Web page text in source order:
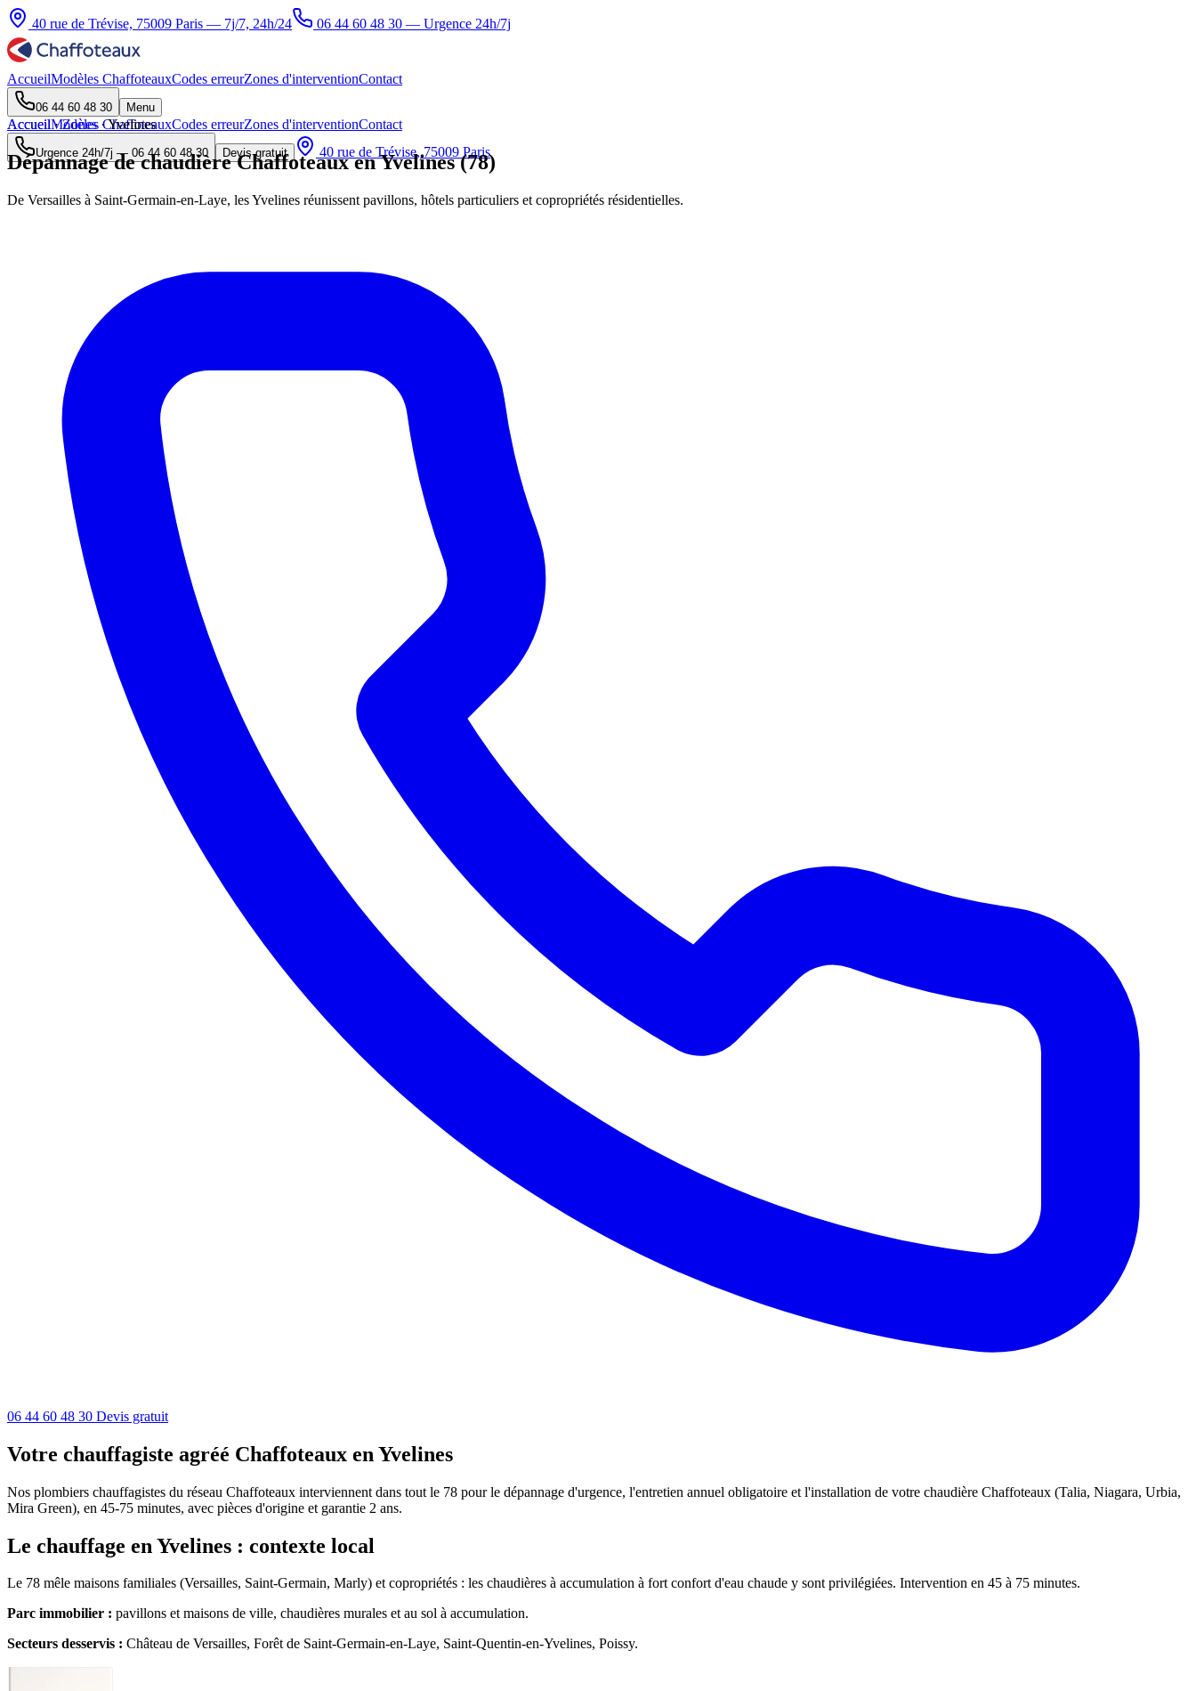
40 rue de Trévise, 75009 Paris — 7j/7, 24h/24 06 44 60 48 30 — Urgence 24h/7j
AccueilModèles ChaffoteauxCodes erreurZones d'interventionContact
06 44 60 48 30 Menu
AccueilModèles ChaffoteauxCodes erreurZones d'interventionContact
Urgence 24h/7j — 06 44 60 48 30 Devis gratuit 40 rue de Trévise, 75009 Paris
Accueil·Zones·Yvelines
Dépannage de chaudière Chaffoteaux en Yvelines (78)
De Versailles à Saint-Germain-en-Laye, les Yvelines réunissent pavillons, hôtels particuliers et copropriétés résidentielles.
06 44 60 48 30 Devis gratuit
Votre chauffagiste agréé Chaffoteaux en Yvelines
Nos plombiers chauffagistes du réseau Chaffoteaux interviennent dans tout le 78 pour le dépannage d'urgence, l'entretien annuel obligatoire et l'installation de votre chaudière Chaffoteaux (Talia, Niagara, Urbia,
Mira Green), en 45-75 minutes, avec pièces d'origine et garantie 2 ans.
Le chauffage en Yvelines : contexte local
Le 78 mêle maisons familiales (Versailles, Saint-Germain, Marly) et copropriétés : les chaudières à accumulation à fort confort d'eau chaude y sont privilégiées. Intervention en 45 à 75 minutes.
Parc immobilier : pavillons et maisons de ville, chaudières murales et au sol à accumulation.
Secteurs desservis : Château de Versailles, Forêt de Saint-Germain-en-Laye, Saint-Quentin-en-Yvelines, Poissy.